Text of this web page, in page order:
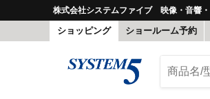
株式会社システムファイブ 映像・音響
ショッピング ショールーム予約